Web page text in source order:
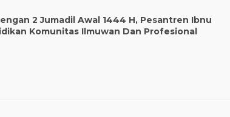
2 Jumadil Awal 1444 H, Pesantren Ibnu
Komunitas Ilmuwan Dan Profesional